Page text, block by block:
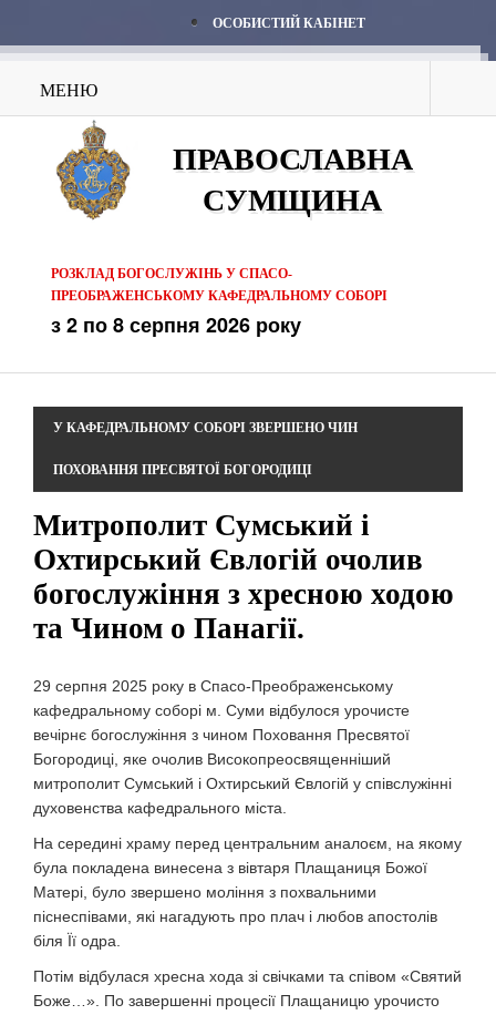
ОСОБИСТИЙ КАБІНЕТ
МЕНЮ
ПРАВОСЛАВНА
СУМЩИНА
РОЗКЛАД БОГОСЛУЖІНЬ У СПАСО-
ПРЕОБРАЖЕНСЬКОМУ КАФЕДРАЛЬНОМУ СОБОРІ
з 2 по 8 серпня 2026 року
У КАФЕДРАЛЬНОМУ СОБОРІ ЗВЕРШЕНО ЧИН
ПОХОВАННЯ ПРЕСВЯТОЇ БОГОРОДИЦІ
Митрополит Сумський і
Охтирський Євлогій очолив
богослужіння з хресною ходою
та Чином о Панагії.
29 серпня 2025 року в Спасо-Преображенському
кафедральному соборі м. Суми відбулося урочисте
вечірнє богослужіння з чином Поховання Пресвятої
Богородиці, яке очолив Високопреосвященніший
митрополит Сумський і Охтирський Євлогій у співслужінні
духовенства кафедрального міста.
На середині храму перед центральним аналоєм, на якому
була покладена винесена з вівтаря Плащаниця Божої
Матері, було звершено моління з похвальними
піснеспівами, які нагадують про плач і любов апостолів
біля Її одра.
Потім відбулася хресна хода зі свічками та співом «Святий
Боже…». По завершенні процесії Плащаницю урочисто